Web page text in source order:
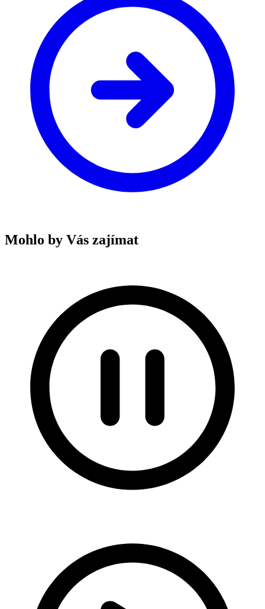
Mohlo by Vás zajímat